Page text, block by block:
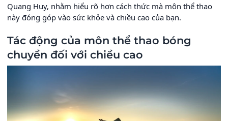
Quang Huy, nhằm hiểu rõ hơn cách thức mà môn thể thao
này đóng góp vào sức khỏe và chiều cao của bạn.
Tác động của môn thể thao bóng
chuyền đối với chiều cao